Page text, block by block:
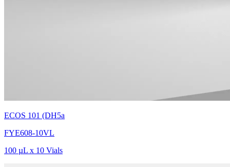
ECOS 101 (DH5a
FYE608-10VL
100 µL x 10 Vials